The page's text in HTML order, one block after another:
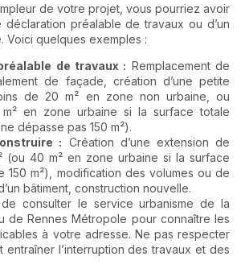
de votre projet, vous pourriez avoir
déclaration préalable de travaux ou d’un
Voici quelques exemples :
de travaux : Remplacement de
de façade, création d’une petite
de 20 m² en zone non urbaine, ou
en zone urbaine si la surface totale
dépasse pas 150 m²).
: Création d’une extension de
(ou 40 m² en zone urbaine si la surface
150 m²), modification des volumes ou de
bâtiment, construction nouvelle.
consulter le service urbanisme de la
de Rennes Métropole pour connaître les
à votre adresse. Ne pas respecter
entraîner l’interruption des travaux et des